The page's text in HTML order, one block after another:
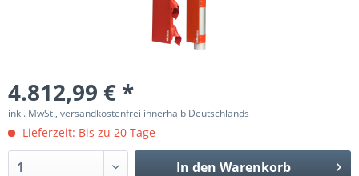
4.812,99 € *
inkl. MwSt., versandkostenfrei innerhalb Deutschlands
Lieferzeit: Bis zu 20 Tage
In den Warenkorb